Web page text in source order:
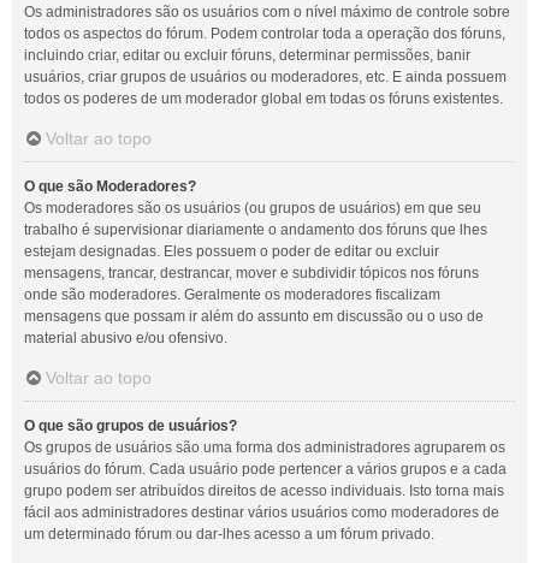
Os administradores são os usuários com o nível máximo de controle sobre
todos os aspectos do fórum. Podem controlar toda a operação dos fóruns,
incluindo criar, editar ou excluir fóruns, determinar permissões, banir
usuários, criar grupos de usuários ou moderadores, etc. E ainda possuem
todos os poderes de um moderador global em todas os fóruns existentes.
Voltar ao topo
O que são Moderadores?
Os moderadores são os usuários (ou grupos de usuários) em que seu
trabalho é supervisionar diariamente o andamento dos fóruns que lhes
estejam designadas. Eles possuem o poder de editar ou excluir
mensagens, trancar, destrancar, mover e subdividir tópicos nos fóruns
onde são moderadores. Geralmente os moderadores fiscalizam
mensagens que possam ir além do assunto em discussão ou o uso de
material abusivo e/ou ofensivo.
Voltar ao topo
O que são grupos de usuários?
Os grupos de usuários são uma forma dos administradores agruparem os
usuários do fórum. Cada usuário pode pertencer a vários grupos e a cada
grupo podem ser atribuídos direitos de acesso individuais. Isto torna mais
fácil aos administradores destinar vários usuários como moderadores de
um determinado fórum ou dar-lhes acesso a um fórum privado.